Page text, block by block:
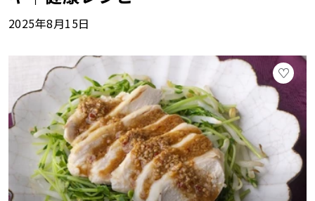
2025年8月15日